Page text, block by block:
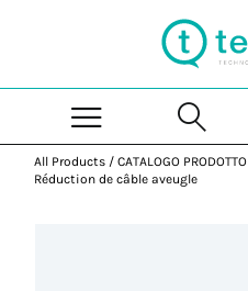
All Products / CATALOGO PRODOTTO
Réduction de câble aveugle